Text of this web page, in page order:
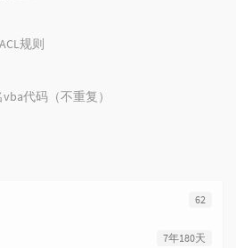
规则
代码（不重复）
62
7年180天